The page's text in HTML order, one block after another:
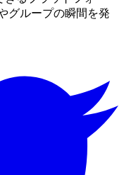
グループの瞬間を発